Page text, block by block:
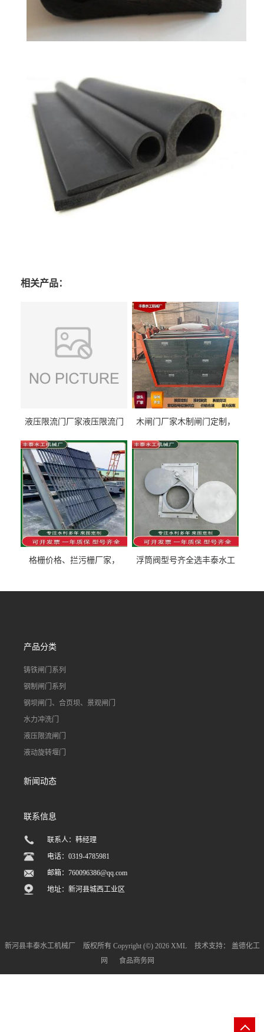
相关产品：
液压限流门厂家液压限流门
泰制造
木闸门厂家木制闸门定制，
型号齐全
格栅价格、拦污栅厂家，
浮筒阀型号齐全选丰泰水工
道水库电站污水处理钢制闸
产品分类
铸铁闸门系列
钢制闸门系列
钢坝闸门、合页坝、景观闸门
水力冲洗门
液压限流闸门
液动旋转堰门
新闻动态
联系信息
联系人：韩经理
电话：0319-4785981
邮箱：760096386@qq.com
地址：新河县城西工业区
新河县丰泰水工机械厂 版权所有 Copyright (©) 2026 XML 技术支持：
盖德化工
网
食品商务网